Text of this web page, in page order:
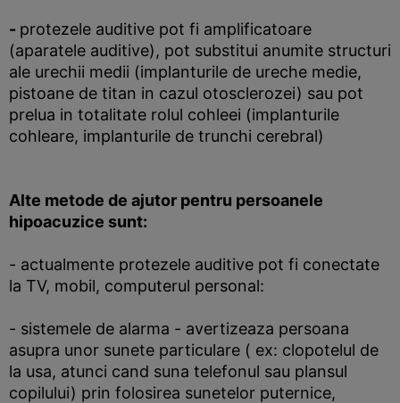
- protezele auditive pot fi amplificatoare
(aparatele auditive), pot substitui anumite structuri
ale urechii medii (implanturile de ureche medie,
pistoane de titan in cazul otosclerozei) sau pot
prelua in totalitate rolul cohleei (implanturile
cohleare, implanturile de trunchi cerebral)
Alte metode de ajutor pentru persoanele
hipoacuzice sunt:
- actualmente protezele auditive pot fi conectate
la TV, mobil, computerul personal:
- sistemele de alarma - avertizeaza persoana
asupra unor sunete particulare ( ex: clopotelul de
la usa, atunci cand suna telefonul sau plansul
copilului) prin folosirea sunetelor puternice,